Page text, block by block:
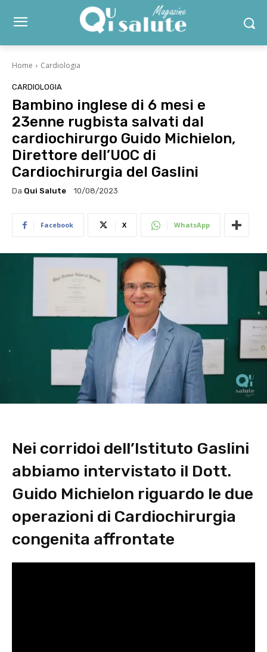
Home Cardiologia
CARDIOLOGIA
Bambino inglese di 6 mesi e
23enne rugbista salvati dal
cardiochirurgo Guido Michielon,
Direttore dell’UOC di
Cardiochirurgia del Gaslini
Da Qui Salute 10/08/2023
Facebook X WhatsApp
Nei corridoi dell’Istituto Gaslini
abbiamo intervistato il Dott.
Guido Michielon riguardo le due
operazioni di Cardiochirurgia
congenita affrontate